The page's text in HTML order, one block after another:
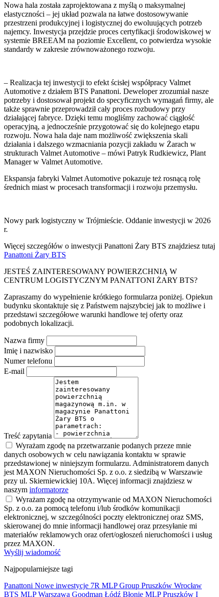
Nowa hala została zaprojektowana z myślą o maksymalnej
elastyczności – jej układ pozwala na łatwe dostosowywanie
przestrzeni produkcyjnej i logistycznej do ewoluujących potrzeb
najemcy. Inwestycja przejdzie proces certyfikacji środowiskowej w
systemie BREEAM na poziomie Excellent, co potwierdza wysokie
standardy w zakresie zrównoważonego rozwoju.
– Realizacja tej inwestycji to efekt ścisłej współpracy Valmet
Automotive z działem BTS Panattoni. Deweloper zrozumiał nasze
potrzeby i dostosował projekt do specyficznych wymagań firmy, ale
także sprawnie przeprowadził cały proces rozbudowy przy
działającej fabryce. Dzięki temu mogliśmy zachować ciągłość
operacyjną, a jednocześnie przygotować się do kolejnego etapu
rozwoju. Nowa hala daje nam możliwość zwiększenia skali
działania i dalszego wzmacniania pozycji zakładu w Żarach w
strukturach Valmet Automotive – mówi Patryk Rudkiewicz, Plant
Manager w Valmet Automotive.
Ekspansja fabryki Valmet Automotive pokazuje też rosnącą rolę
średnich miast w procesach transformacji i rozwoju przemysłu.
Nowy park logistyczny w Trójmieście. Oddanie inwestycji w 2026
r.
Więcej szczegółów o inwestycji Panattoni Żary BTS znajdziesz tutaj
Panattoni Żary BTS
JESTEŚ ZAINTERESOWANY POWIERZCHNIĄ W
CENTRUM LOGISTYCZNYM PANATTONI ŻARY BTS?
Zapraszamy do wypełnienie krótkiego formularza poniżej. Opiekun
budynku skontaktuje się z Państwem najszybciej jak to możliwe i
przedstawi szczegółowe warunki handlowe tej oferty oraz
podobnych lokalizacji.
Nazwa firmy
Imię i nazwisko
Numer telefonu
E-mail
Treść zapytania
Wyrażam zgodę na przetwarzanie podanych przeze mnie
danych osobowych w celu nawiązania kontaktu w sprawie
przedstawionej w niniejszym formularzu. Administratorem danych
jest MAXON Nieruchomości Sp. z o.o. z siedzibą w Warszawie
przy ul. Skierniewickiej 10A. Więcej informacji znajdziesz w
naszym informatorze
Wyrażam zgodę na otrzymywanie od MAXON Nieruchomości
Sp. z o.o. za pomocą telefonu i/lub środków komunikacji
elektronicznej, w szczególności poczty elektronicznej oraz SMS,
skierowanej do mnie informacji handlowej oraz przesyłanie mi
materiałów reklamowych oraz ofert/ogłoszeń nieruchomości i usług
przez MAXON.
Wyślij wiadomość
Najpopularniejsze tagi
Panattoni Nowe inwestycje 7R MLP Group Pruszków Wrocław
BTS MLPWarszawa Goodman Łódź Błonie MLP Pruszków I